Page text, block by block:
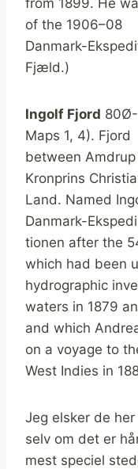
of the 1906–08
Danmark-
Fjæld.)
Ingolf Fjord 80Ø-
Maps 1, 4). Fjord
between
Kronprins
Land. Named
Danmark-
tionen after the
which had been
hydrographic
waters in 1879
and which
on a voyage to
West Indies in
Jeg elsker de
selv om det er
mest speciel